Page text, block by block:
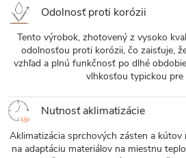
Odolnosť proti korózii
Tento výrobok, zhotovený z vysoko
odolnosťou proti korózii, čo zaisťuje,
vzhľad a plnú funkčnosť po dlhé
vlhkosťou typickou pre
Nutnosť aklimatizácie
Aklimatizácia sprchových zásten a
na adaptáciu materiálov na miestnu